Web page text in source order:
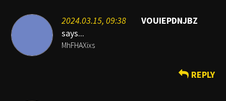
2024.03.15, 09:38
VOUIEPDNJBZ
says...
MhFHAXixs
REPLY